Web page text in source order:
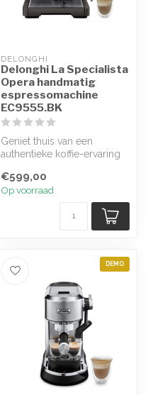
DELONGHI
Delonghi La Specialista
Opera handmatig
espressomachine
EC9555.BK
Geniet thuis van een
authentieke koffie-ervaring
voor ...
€599,00
Op voorraad
DEMO